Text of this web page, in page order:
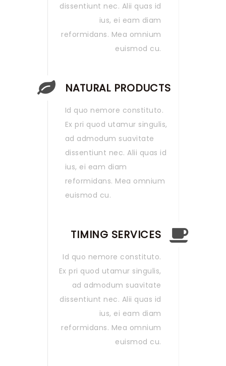
dissentiunt nec. Alii quas id
ius, ei eam diam
reformidans. Mea omnium
euismod cu.
NATURAL PRODUCTS
Id quo nemore constituto.
Ex pri quod utamur singulis,
ad admodum suavitate
dissentiunt nec. Alii quas id
ius, ei eam diam
reformidans. Mea omnium
euismod cu.
TIMING SERVICES
Id quo nemore constituto.
Ex pri quod utamur singulis,
ad admodum suavitate
dissentiunt nec. Alii quas id
ius, ei eam diam
reformidans. Mea omnium
euismod cu.